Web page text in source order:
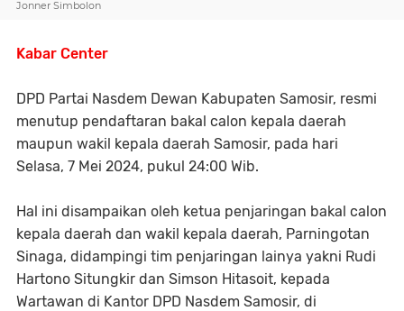
Jonner Simbolon
Kabar Center
DPD Partai Nasdem Dewan Kabupaten Samosir, resmi
menutup pendaftaran bakal calon kepala daerah
maupun wakil kepala daerah Samosir, pada hari
Selasa, 7 Mei 2024, pukul 24:00 Wib.
Hal ini disampaikan oleh ketua penjaringan bakal calon
kepala daerah dan wakil kepala daerah, Parningotan
Sinaga, didampingi tim penjaringan lainya yakni Rudi
Hartono Situngkir dan Simson Hitasoit, kepada
Wartawan di Kantor DPD Nasdem Samosir, di